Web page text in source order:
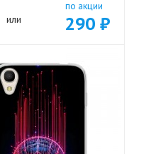
или
по акции
290 ₽